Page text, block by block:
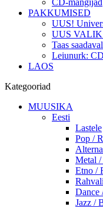
CD-mängijad
PAKKUMISED
UUS!
UUS
Taas
Leiunurk:
LAOS
Kategooriad
MUUSIKA
Eesti
Lastele
Pop /
Metal
Etno /
Dance
Jazz /